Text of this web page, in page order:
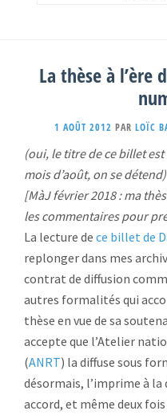
La thèse à
1 AOÛT 2012 PAR LOÏC
(oui, le titre de ce billet
mois d’août, on se détend)
[MàJ février 2018 : ma
les commentaires pour
La lecture de ce billet de
replonger dans mes
contrat de diffusion
autres formalités qui
thèse en vue de sa
accepte que l’Atelier
(ANRT) la diffuse sous
désormais, l’imprime à la
accord, et même deux